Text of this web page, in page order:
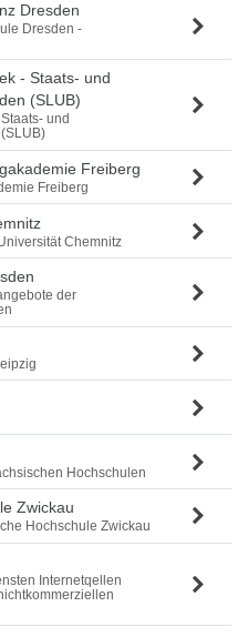
Dresden
Dresden -
- Staats- und
(SLUB)
und
Freiberg
Freiberg
Chemnitz
der
Hochschulen
Zwickau
Hochschule Zwickau
Internetqellen